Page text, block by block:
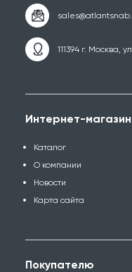
111394 г. Москва,
Интернет-магазин
Каталог
О компании
Новости
Карта сайта
Покупателю